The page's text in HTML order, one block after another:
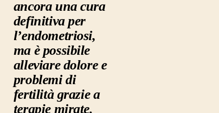
ancora una cura
definitiva per
l’endometriosi,
ma è possibile
alleviare dolore e
problemi di
fertilità grazie a
terapie mirate.